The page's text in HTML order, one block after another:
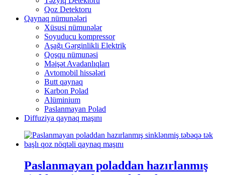
Qoz Detektoru
Qaynaq nümunələri
Xüsusi nümunələr
Soyuducu kompressor
Aşağı Gərginlikli Elektrik
Qoşqu nümunəsi
Məişət Avadanlıqları
Avtomobil hissələri
Butt qaynaq
Karbon Polad
Alüminium
Paslanmayan Polad
Diffuziya qaynaq maşını
Paslanmayan poladdan hazırlanmış